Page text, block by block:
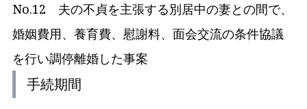
No.12 夫の不貞を主張する別居中の妻との間で、
婚姻費用、養育費、慰謝料、面会交流の条件協議
を行い調停離婚した事案
手続期間